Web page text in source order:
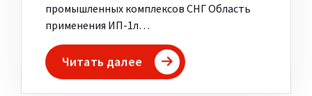
промышленных комплексов СНГ Область
применения ИП-1л…
Читать далее